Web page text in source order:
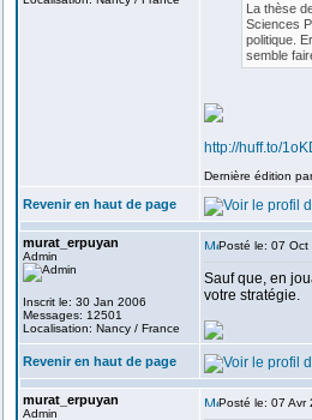
La thèse
Sciences
politique.
semble
http://huff.to/
Dernière édition
Revenir en haut de page
murat_erpuyan
Admin
Inscrit le: 30 Jan 2006
Messages: 12501
Localisation: Nancy / France
Posté le: 07
Sauf que, en
votre stratégie.
Revenir en haut de page
murat_erpuyan
Admin
Posté le: 07 Avr